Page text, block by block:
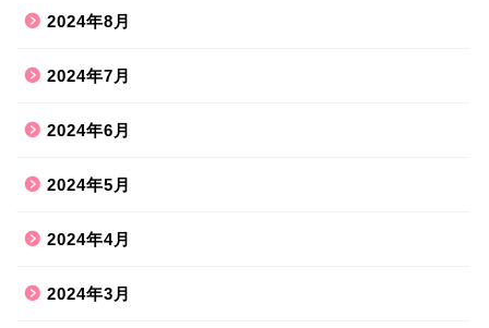
2024年8月
2024年7月
2024年6月
2024年5月
2024年4月
2024年3月